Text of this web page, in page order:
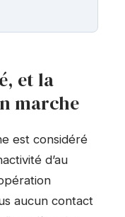
et la
marche
est considéré
d’au
aucun contact